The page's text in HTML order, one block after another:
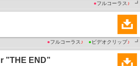
●フルコーラス ♪ ┛
●フルコーラス ♪ ● ビデオクリップ♪ ┛
”THE END”